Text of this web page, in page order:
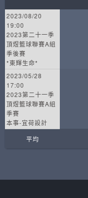
2023/08/20
19:00
2023第二十一季
頂煜籃球聯賽A組
季後賽
*東輝生命*
2023/05/28
17:00
2023第二十一季
頂煜籃球聯賽A組
季賽
本事-宜荷設計
平均